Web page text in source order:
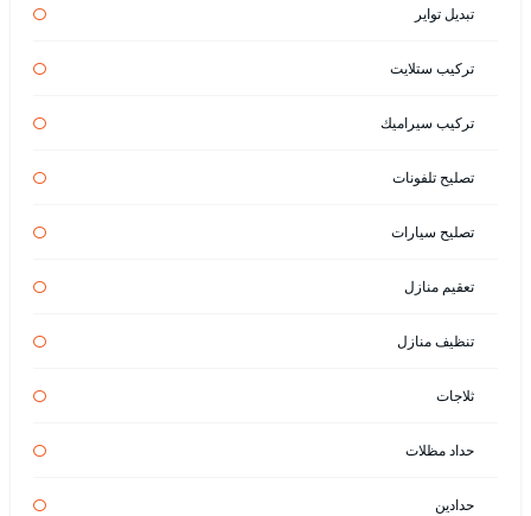
تبديل تواير
تركيب ستلايت
تركيب سيراميك
تصليح تلفونات
تصليح سيارات
تعقيم منازل
تنظيف منازل
ثلاجات
حداد مظلات
حدادين